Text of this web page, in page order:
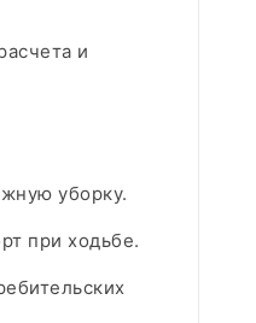
и
уборку.​
при ходьбе.​